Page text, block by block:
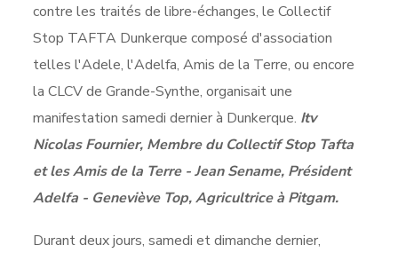
contre les traités de libre-échanges, le Collectif
Stop TAFTA Dunkerque composé d'association
telles l'Adele, l'Adelfa, Amis de la Terre, ou encore
la CLCV de Grande-Synthe, organisait une
manifestation samedi dernier à Dunkerque. Itv
Nicolas Fournier, Membre du Collectif Stop Tafta
et les Amis de la Terre - Jean Sename, Président
Adelfa - Geneviève Top, Agricultrice à Pitgam.
Durant deux jours, samedi et dimanche dernier,